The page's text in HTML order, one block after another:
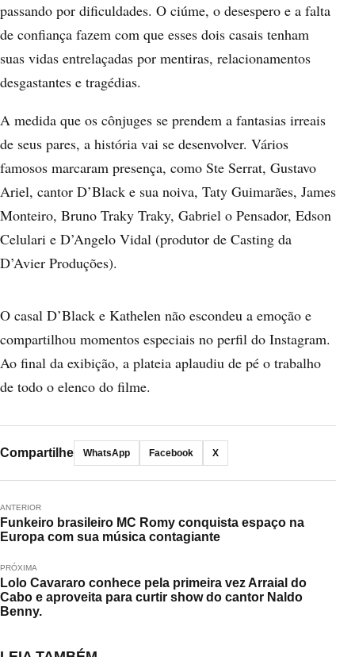
passando por dificuldades. O ciúme, o desespero e a falta
de confiança fazem com que esses dois casais tenham
suas vidas entrelaçadas por mentiras, relacionamentos
desgastantes e tragédias.
A medida que os cônjuges se prendem a fantasias irreais
de seus pares, a história vai se desenvolver. Vários
famosos marcaram presença, como Ste Serrat, Gustavo
Ariel, cantor D’Black e sua noiva, Taty Guimarães, James
Monteiro, Bruno Traky Traky, Gabriel o Pensador, Edson
Celulari e D’Angelo Vidal (produtor de Casting da
D’Avier Produções).
O casal D’Black e Kathelen não escondeu a emoção e
compartilhou momentos especiais no perfil do Instagram.
Ao final da exibição, a plateia aplaudiu de pé o trabalho
de todo o elenco do filme.
Compartilhe WhatsApp Facebook X
ANTERIOR
Funkeiro brasileiro MC Romy conquista espaço na
Europa com sua música contagiante
PRÓXIMA
Lolo Cavararo conhece pela primeira vez Arraial do
Cabo e aproveita para curtir show do cantor Naldo
Benny.